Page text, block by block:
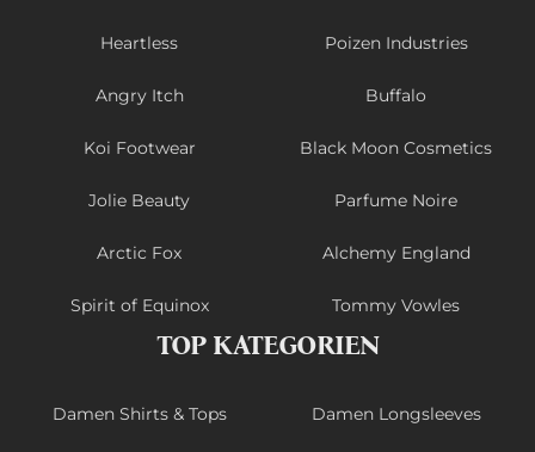
Heartless Poizen Industries
Angry Itch Buffalo
Koi Footwear Black Moon Cosmetics
Jolie Beauty Parfume Noire
Arctic Fox Alchemy England
Spirit of Equinox Tommy Vowles
TOP KATEGORIEN
Damen Shirts & Tops Damen Longsleeves